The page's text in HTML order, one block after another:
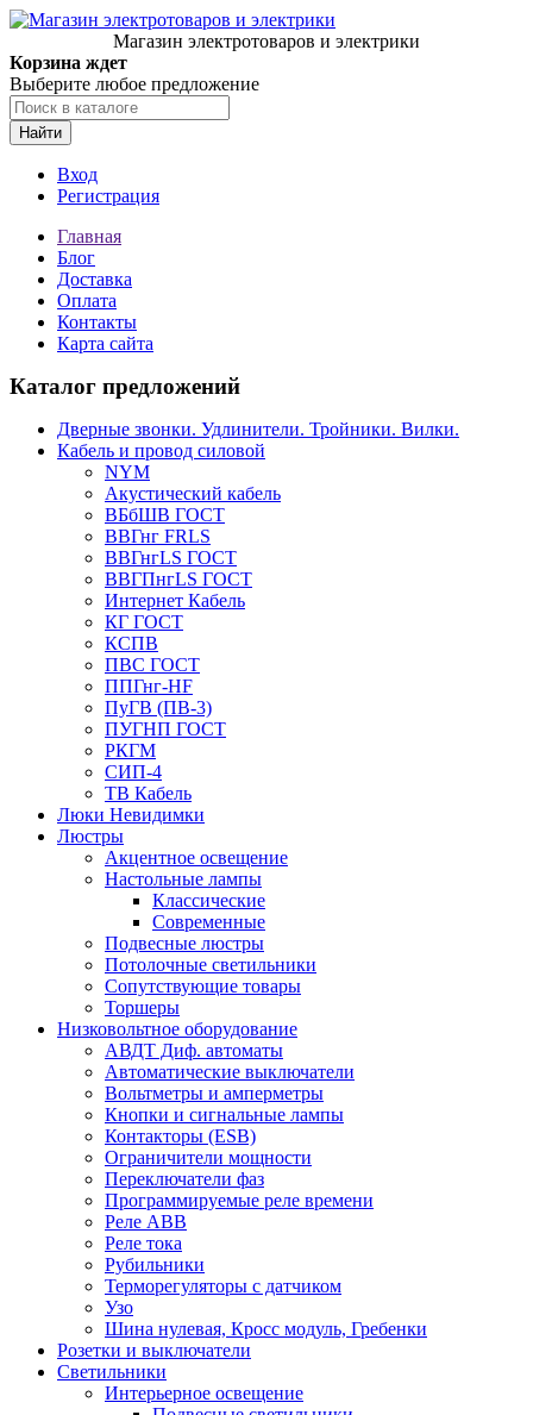
Магазин электротоваров и электрики
Корзина ждет
Выберите любое предложение
Найти
Вход
Регистрация
Главная
Блог
Доставка
Оплата
Контакты
Карта сайта
Каталог предложений
Дверные звонки. Удлинители. Тройники. Вилки.
Кабель и провод силовой
NYM
Акустический кабель
ВБбШВ ГОСТ
ВВГнг FRLS
ВВГнгLS ГОСТ
ВВГПнгLS ГОСТ
Интернет Кабель
КГ ГОСТ
КСПВ
ПВС ГОСТ
ППГнг-HF
ПуГВ (ПВ-3)
ПУГНП ГОСТ
РКГМ
СИП-4
ТВ Кабель
Люки Невидимки
Люстры
Акцентное освещение
Настольные лампы
Классические
Современные
Подвесные люстры
Потолочные светильники
Сопутствующие товары
Торшеры
Низковольтное оборудование
АВДT Диф. автоматы
Автоматические выключатели
Вольтметры и амперметры
Кнопки и сигнальные лампы
Контакторы (ESB)
Ограничители мощности
Переключатели фаз
Программируемые реле времени
Реле ABB
Реле тока
Рубильники
Терморегуляторы с датчиком
Узо
Шина нулевая, Кросс модуль, Гребенки
Розетки и выключатели
Светильники
Интерьерное освещение